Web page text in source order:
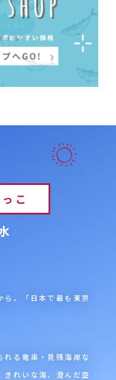
こ
ら、「日本で最も東京
れる竜串・見残海岸な
きれいな海、澄んだ空